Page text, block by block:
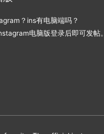
？ins有电脑端吗？
电脑版登录后即可发帖。